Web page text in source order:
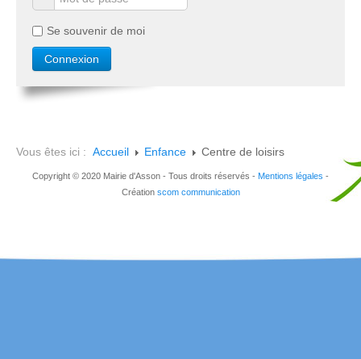
Se souvenir de moi
Vous êtes ici : Accueil Enfance Centre de loisirs
Copyright © 2020 Mairie d'Asson - Tous droits réservés - Mentions légales -
Création scom communication